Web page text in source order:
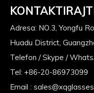
Adresa: NO.3, Yongfu
Huadu District,
Telefon / Skype /
Tel: +86-20-86973099
Email :